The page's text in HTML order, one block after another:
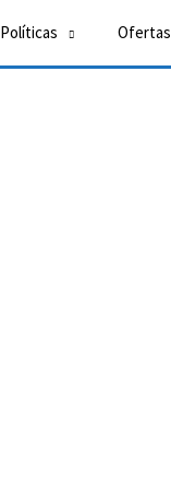
Políticas Ofertas